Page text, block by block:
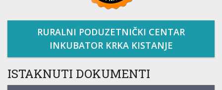
RURALNI PODUZETNIČKI CENTAR
INKUBATOR KRKA KISTANJE
ISTAKNUTI DOKUMENTI